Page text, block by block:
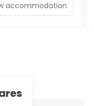
accommodation